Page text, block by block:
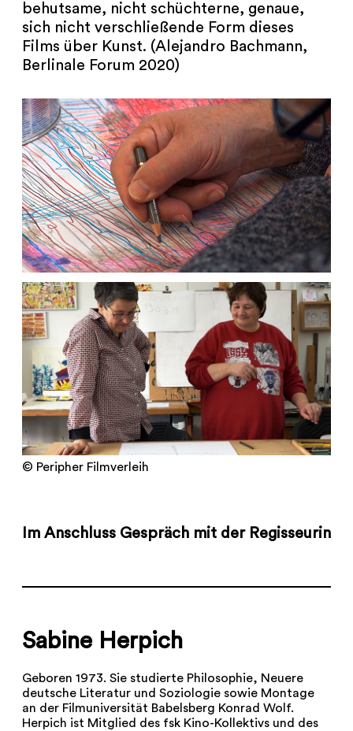
behutsame, nicht schüchterne, genaue,
sich nicht verschließende Form dieses
Films über Kunst. (Alejandro Bachmann,
Berlinale Forum 2020)
© Peripher Filmverleih
Im Anschluss Gespräch mit der Regisseurin
Sabine Herpich
Geboren 1973. Sie studierte Philosophie, Neuere
deutsche Literatur und Soziologie sowie Montage
an der Filmuniversität Babelsberg Konrad Wolf.
Herpich ist Mitglied des fsk Kino-Kollektivs und des